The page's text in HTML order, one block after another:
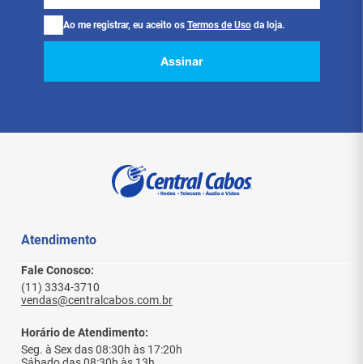
Ao me registrar, eu aceito os Termos de Uso da loja.
Assinar
Atendimento
Fale Conosco:
(11) 3334-3710
vendas@centralcabos.com.br
Horário de Atendimento:
Seg. à Sex das 08:30h às 17:20h